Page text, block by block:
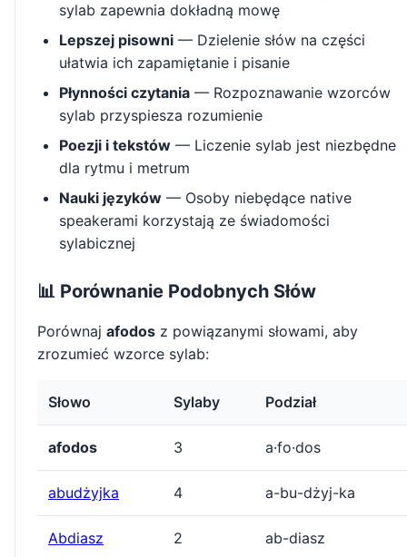
sylab zapewnia dokładną mowę
Lepszej pisowni — Dzielenie słów na części
ułatwia ich zapamiętanie i pisanie
Płynności czytania — Rozpoznawanie wzorców
sylab przyspiesza rozumienie
Poezji i tekstów — Liczenie sylab jest niezbędne
dla rytmu i metrum
Nauki języków — Osoby niebędące native
speakerami korzystają ze świadomości
sylabicznej
📊 Porównanie Podobnych Słów
Porównaj afodos z powiązanymi słowami, aby
zrozumieć wzorce sylab:
Słowo Sylaby Podział
afodos 3 a·fo·dos
abudżyjka 4 a-bu-dżyj-ka
Abdiasz 2 ab-diasz